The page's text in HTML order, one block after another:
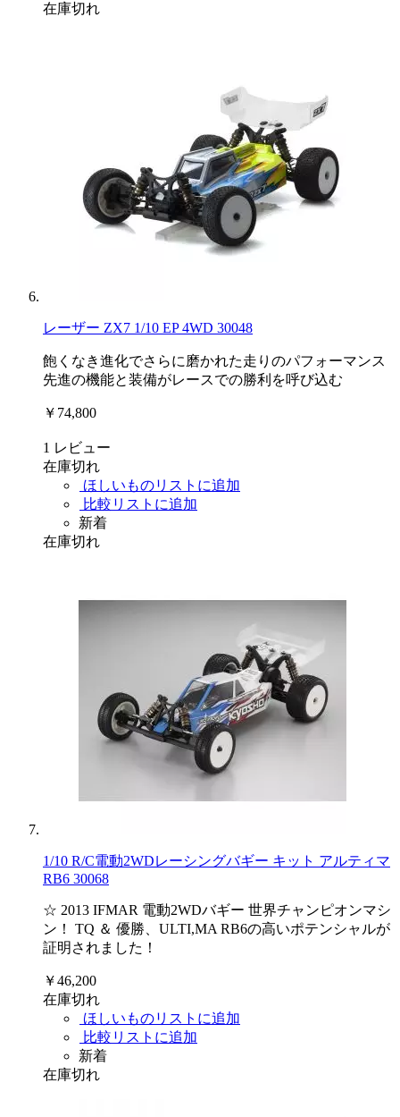
在庫切れ
レーザー ZX7 1/10 EP 4WD 30048
飽くなき進化でさらに磨かれた走りのパフォーマンス
先進の機能と装備がレースでの勝利を呼び込む
￥74,800
1 レビュー
在庫切れ
ほしいものリストに追加
比較リストに追加
新着
在庫切れ
1/10 R/C電動2WDレーシングバギー キット アルティマ
RB6 30068
☆ 2013 IFMAR 電動2WDバギー 世界チャンピオンマシ
ン！ TQ ＆ 優勝、ULTI,MA RB6の高いポテンシャルが
証明されました！
￥46,200
在庫切れ
ほしいものリストに追加
比較リストに追加
新着
在庫切れ